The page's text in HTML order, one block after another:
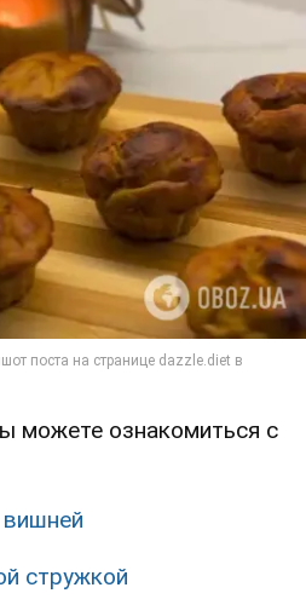
можете ознакомиться с
стружкой